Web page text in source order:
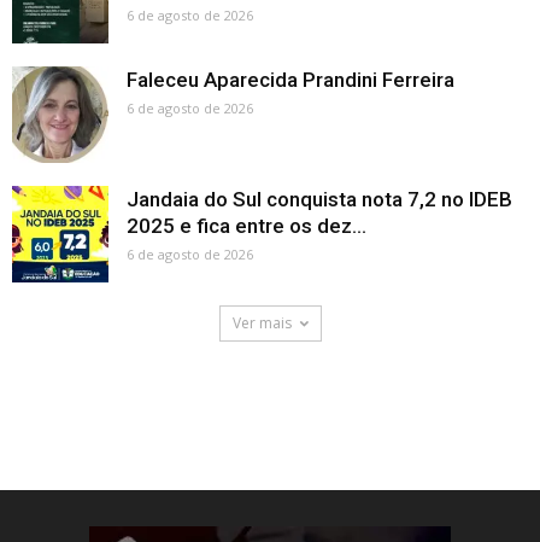
6 de agosto de 2026
Faleceu Aparecida Prandini Ferreira
6 de agosto de 2026
Jandaia do Sul conquista nota 7,2 no IDEB
2025 e fica entre os dez...
6 de agosto de 2026
Ver mais